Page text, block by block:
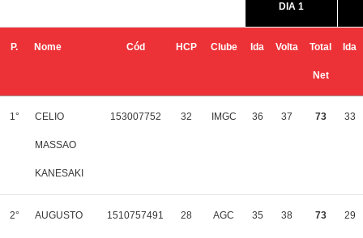
DIA 1
P. Nome Cód HCP Clube Ida Volta Total
Net
Ida
1° CELIO
MASSAO
KANESAKI
153007752 32 IMGC 36 37 73 33
2° AUGUSTO 1510757491 28 AGC 35 38 73 29